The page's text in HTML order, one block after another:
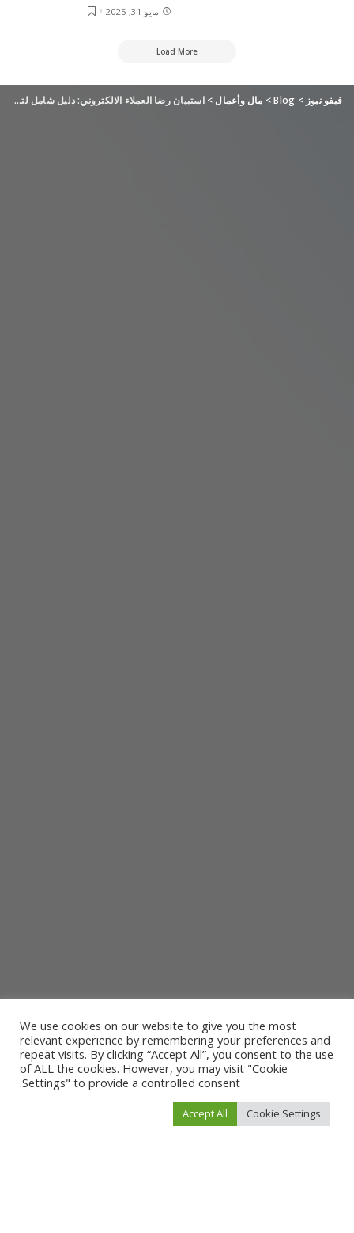
مايو 31, 2025
Load More
فيفو نيوز >
Blog
> مال وأعمال >استبيان رضا العملاء الالكتروني: دليل شامل لتحسين تجربة العملاء من بُرس لاين
We use cookies on our website to give you the most
relevant experience by remembering your preferences and
repeat visits. By clicking “Accept All”, you consent to the use
of ALL the cookies. However, you may visit "Cookie
Settings" to provide a controlled consent.
Cookie Settings
Accept All